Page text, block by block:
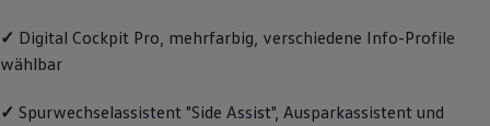
Digitale Extras
Dienste für Ihr Modell finden
Updates für Software, Karten und Radio
✓ Digital Cockpit Pro, mehrfarbig, verschiedene Info-Profile
wählbar
✓ Spurwechselassistent "Side Assist", Ausparkassistent und